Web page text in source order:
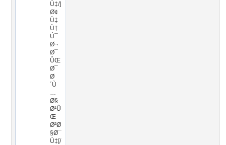
Ù‡/]
Ø¢
Ù‡
Ù†
Ú¯
Ø¬
Ø¯
ÛŒ
Ø¯
Ø
´Ù
…
Ø§
Ø¹Û
Œ
Ø²Ø
§Ø¯
Ù‡[/